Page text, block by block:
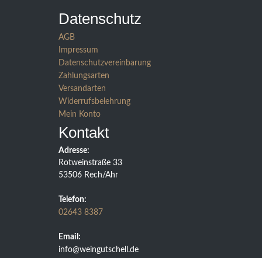
Datenschutz
AGB
Impressum
Datenschutzvereinbarung
Zahlungsarten
Versandarten
Widerrufsbelehrung
Mein Konto
Kontakt
Adresse:
Rotweinstraße 33
53506 Rech/Ahr
Telefon:
02643 8387
Email:
info@weingutschell.de